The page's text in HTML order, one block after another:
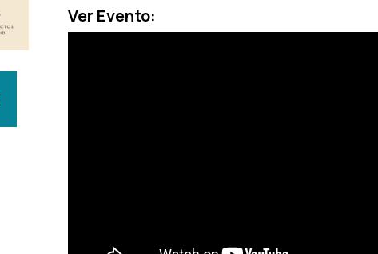
Ver Evento: